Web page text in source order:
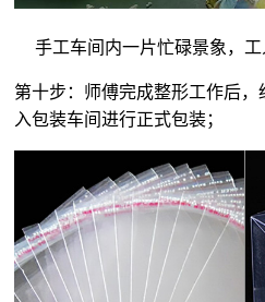
手工车间内一片忙碌景象，
第十步：师傅完成整形工作后
入包装车间进行正式包装；